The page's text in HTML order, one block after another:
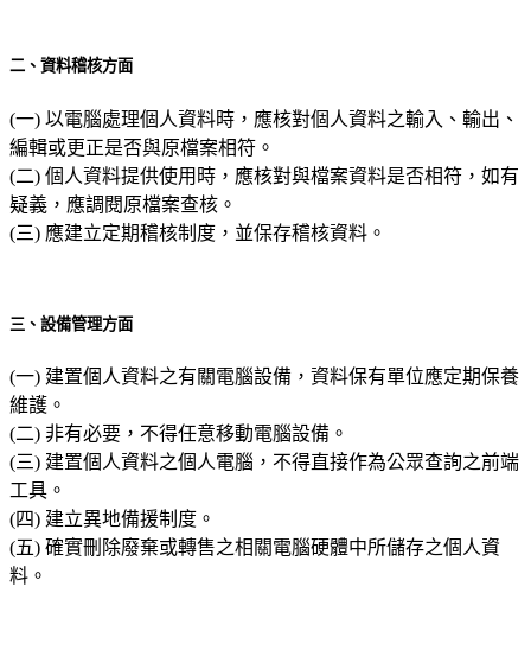
二、資料稽核方面
(一) 以電腦處理個人資料時，應核對個人資料之輸入、輸出、
編輯或更正是否與原檔案相符。
(二) 個人資料提供使用時，應核對與檔案資料是否相符，如有
疑義，應調閱原檔案查核。
(三) 應建立定期稽核制度，並保存稽核資料。
三、設備管理方面
(一) 建置個人資料之有關電腦設備，資料保有單位應定期保養
維護。
(二) 非有必要，不得任意移動電腦設備。
(三) 建置個人資料之個人電腦，不得直接作為公眾查詢之前端
工具。
(四) 建立異地備援制度。
(五) 確實刪除廢棄或轉售之相關電腦硬體中所儲存之個人資
料。